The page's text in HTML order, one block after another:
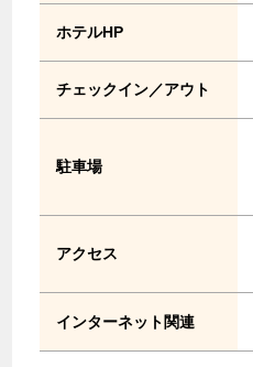
ホテルHP
チェックイン／アウト
駐車場
アクセス
インターネット関連